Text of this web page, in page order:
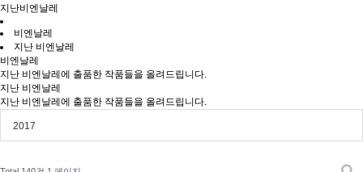
지난비엔날레
비엔날레
지난 비엔날레
비엔날레
지난 비엔날레에 출품한 작품들을 올려드립니다.
지난 비엔날레
지난 비엔날레에 출품한 작품들을 올려드립니다.
2017